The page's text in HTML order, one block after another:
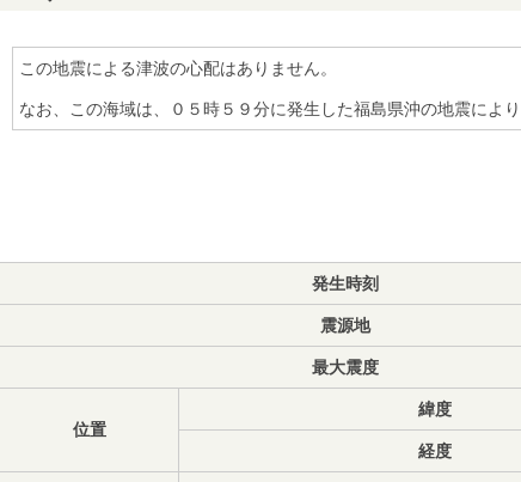
この地震による津波の心配はありません。
なお、この海域は、０５時５９分に発生した福島県沖の地震によ
発生時刻
震源地
最大震度
位置
緯度
経度